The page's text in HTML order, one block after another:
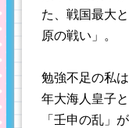
た、戦国最大
原の戦い」。
勉強不足の私
年大海人皇子
「壬申の乱」